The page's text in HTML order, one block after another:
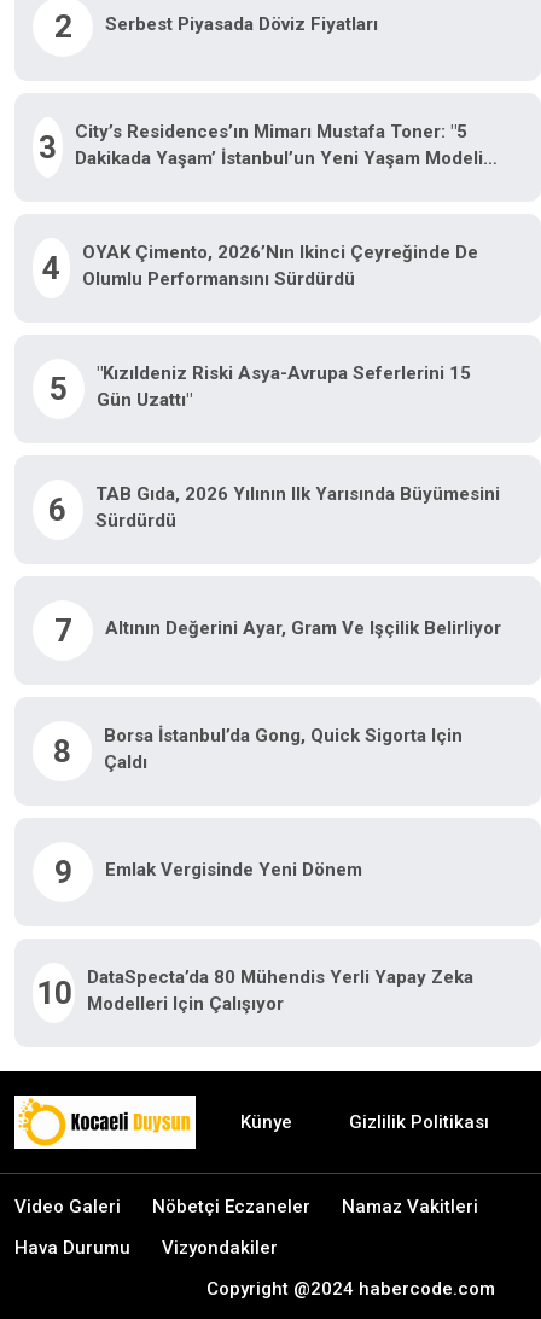
2 Serbest Piyasada Döviz Fiyatları
3
City’s Residences’ın Mimarı Mustafa Toner: "5
Dakikada Yaşam’ İstanbul’un Yeni Yaşam Modeli
4
OYAK Çimento, 2026’nın Ikinci Çeyreğinde De
Olumlu Performansını Sürdürdü
5
"Kızıldeniz Riski Asya-Avrupa Seferlerini 15
Gün Uzattı"
6
TAB Gıda, 2026 Yılının Ilk Yarısında Büyümesini
Sürdürdü
7 Altının Değerini Ayar, Gram Ve Işçilik Belirliyor
8
Borsa İstanbul’da Gong, Quick Sigorta Için
Çaldı
9 Emlak Vergisinde Yeni Dönem
10
DataSpecta’da 80 Mühendis Yerli Yapay Zeka
Modelleri Için Çalışıyor
Künye Gizlilik Politikası
Video Galeri Nöbetçi Eczaneler
Namaz Vakitleri
Hava Durumu
Vizyondakiler
Copyright @2024 habercode.com